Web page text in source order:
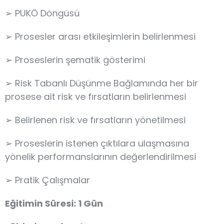
➢ PUKÖ Döngüsü
➢ Prosesler arası etkileşimlerin belirlenmesi
➢ Proseslerin şematik gösterimi
➢ Risk Tabanlı Düşünme Bağlamında her bir
prosese ait risk ve fırsatların belirlenmesi
➢ Belirlenen risk ve fırsatların yönetilmesi
➢ Proseslerin istenen çıktılara ulaşmasına
yönelik performanslarının değerlendirilmesi
➢ Pratik Çalışmalar
Eğitimin Süresi: 1 Gün